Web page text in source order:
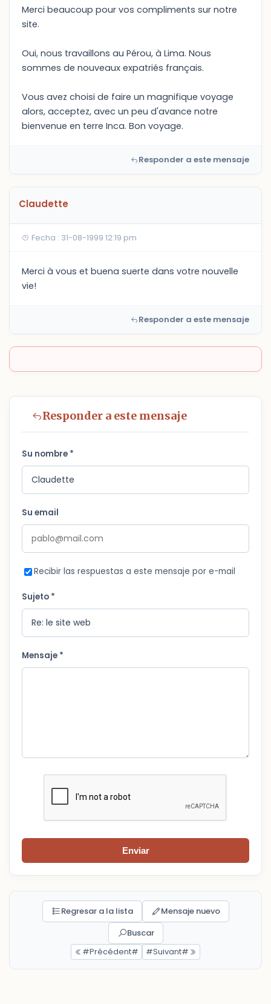
Merci beaucoup pour vos compliments sur notre
site.
Oui, nous travaillons au Pérou, à Lima. Nous
sommes de nouveaux expatriés français.
Vous avez choisi de faire un magnifique voyage
alors, acceptez, avec un peu d'avance notre
bienvenue en terre Inca. Bon voyage.
Responder a este mensaje
Claudette
Fecha : 31-08-1999 12:19 pm
Merci à vous et buena suerte dans votre nouvelle
vie!
Responder a este mensaje
Responder a este mensaje
Su nombre *
Su email
Recibir las respuestas a este mensaje por e-mail
Sujeto *
Mensaje *
Enviar
Regresar a la lista
Mensaje nuevo
Buscar
#Précédent#
#Suivant#